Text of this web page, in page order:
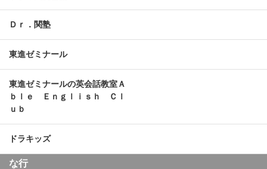
Ｄｒ．関塾
東進ゼミナール
東進ゼミナールの英会話教室Ａ
ｂｌｅ Ｅｎｇｌｉｓｈ Ｃｌ
ｕｂ
ドラキッズ
な行